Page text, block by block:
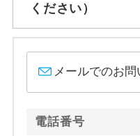
ください）
メールでのお
電話番号